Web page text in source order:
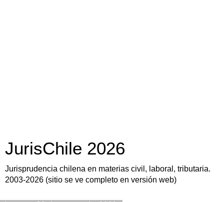
JurisChile 2026
Jurisprudencia chilena en materias civil, laboral, tributaria.
2003-2026 (sitio se ve completo en versión web)